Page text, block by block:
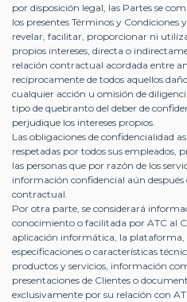
por disposición legal, las Partes se
los presentes Términos y Condiciones
revelar, facilitar, proporcionar ni
propios intereses, directa o
relación contractual acordada entre
recíprocamente de todos aquellos
cualquier acción u omisión de
tipo de quebranto del deber de
perjudique los intereses propios.
Las obligaciones de confidencialidad
respetadas por todos sus empleados,
las personas que por razón de los
información confidencial aún después
contractual.
Por otra parte, se considerará
conocimiento o facilitada por ATC al
aplicación informática, la plataforma,
especificaciones o características
productos y servicios, información
presentaciones de Clientes o
exclusivamente por su relación con